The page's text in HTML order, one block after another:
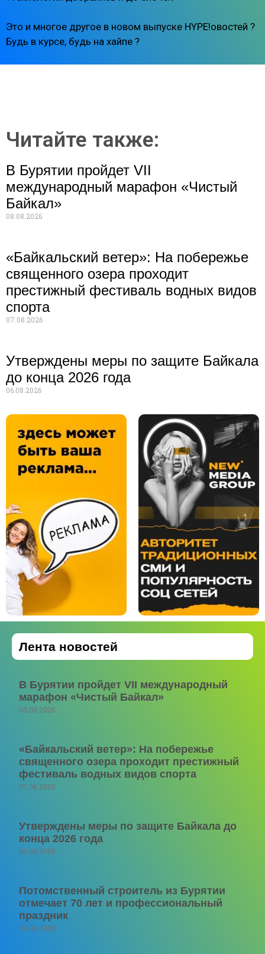
Это и многое другое в новом выпуске HYPE!овостей ?
Будь в курсе, будь на хайпе ?
Читайте также:
В Бурятии пройдет VII
международный марафон «Чистый
Байкал»
08.08.2026
«Байкальский ветер»: На побережье
священного озера проходит
престижный фестиваль водных видов
спорта
07.08.2026
Утверждены меры по защите Байкала
до конца 2026 года
06.08.2026
Лента новостей
В Бурятии пройдет VII международный
марафон «Чистый Байкал»
08.08.2026
«Байкальский ветер»: На побережье
священного озера проходит престижный
фестиваль водных видов спорта
07.08.2026
Утверждены меры по защите Байкала до
конца 2026 года
06.08.2026
Потомственный строитель из Бурятии
отмечает 70 лет и профессиональный
праздник
06.08.2026